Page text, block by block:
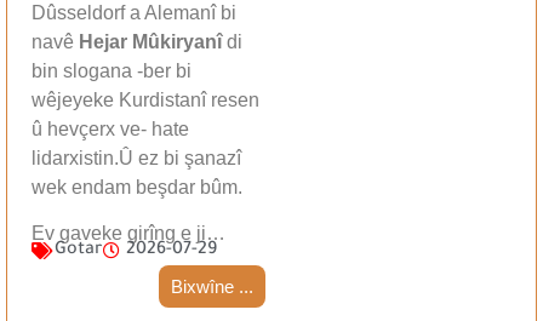
Dûsseldorf a Alemanî bi
navê Hejar Mûkiryanîdi
bin slogana -ber bi
wêjeyeke Kurdistanî resen
û hevçerx ve- hate
lidarxistin.Û ez bi şanazî
wek endam beşdar bûm.
Ev gaveke girîng e ji…
Gotar 2026-07-29
Bixwîne ...